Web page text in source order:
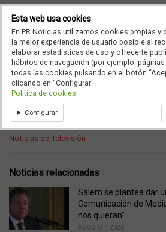
contra la UCO, jueces y fiscales, y
alentorno político del PSOE
Aquí su análisis completo.
C
e
o
i
e
Noticias de Televisión
Noticias relacionadas
Salem se plantea dar
Comunicación de
nos quieran”
AGOSTO 7, 2026
Esta web usa cookies
En PR Noticias utilizamos cookies propias y
la mejor experiencia de usuario posible al
elaborar estadísticas de uso y ofrecerte
hábitos de navegación (por ejemplo,
todas las cookies pulsando en el botón
clicando en "Configurar".
Política de cookies
Configurar